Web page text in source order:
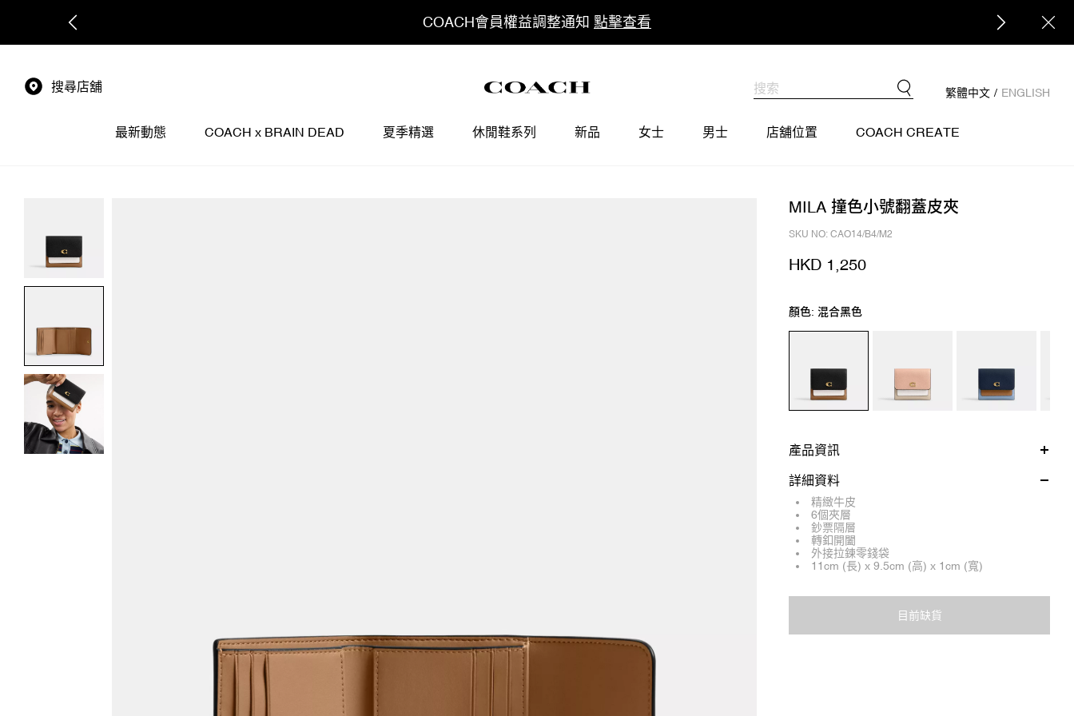
COACH會員權益調整通知 點擊查看
搜尋店舖 繁體中文 / ENGLISH
最新動態 COACH x BRAIN DEAD 夏季精選 休閒鞋系列 新品 女士 男士 店舖位置 COACH CREATE
MILA 撞色小號翻蓋皮夾
SKU NO: CAO14/B4/M2
HKD 1,250
顏色: 混合黑色
產品資訊
詳細資料
精緻牛皮
6個夾層
鈔票隔層
轉釦開闔
外接拉鍊零錢袋
11cm (長) x 9.5cm (高) x 1cm (寬)
目前缺貨